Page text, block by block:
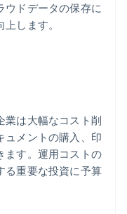
ウドデータの保存に
します。
業は大幅なコスト削
ュメントの購入、印
ます。運用コストの
る重要な投資に予算